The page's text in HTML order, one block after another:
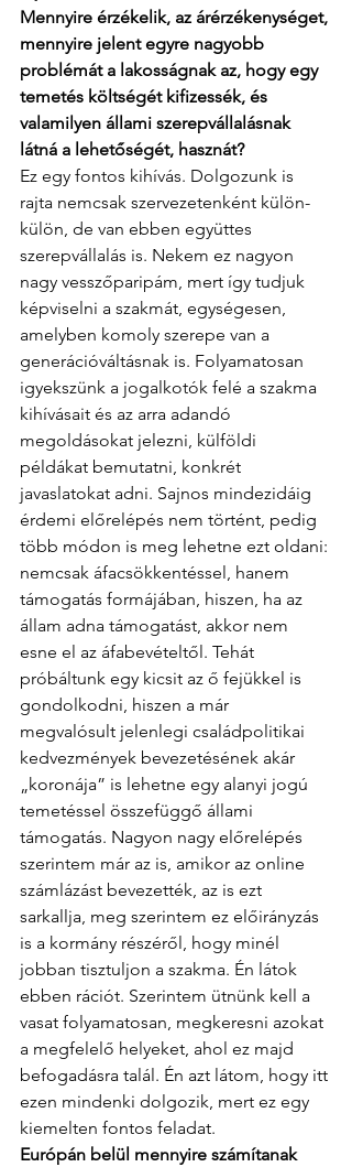
Mennyire érzékelik, az árérzékenységet,
mennyire jelent egyre nagyobb
problémát a lakosságnak az, hogy egy
temetés költségét kifizessék, és
valamilyen állami szerepvállalásnak
látná a lehetőségét, hasznát?
Ez egy fontos kihívás. Dolgozunk is
rajta nemcsak szervezetenként külön-
külön, de van ebben együttes
szerepvállalás is. Nekem ez nagyon
nagy vesszőparipám, mert így tudjuk
képviselni a szakmát, egységesen,
amelyben komoly szerepe van a
generációváltásnak is. Folyamatosan
igyekszünk a jogalkotók felé a szakma
kihívásait és az arra adandó
megoldásokat jelezni, külföldi
példákat bemutatni, konkrét
javaslatokat adni. Sajnos mindezidáig
érdemi előrelépés nem történt, pedig
több módon is meg lehetne ezt oldani:
nemcsak áfacsökkentéssel, hanem
támogatás formájában, hiszen, ha az
állam adna támogatást, akkor nem
esne el az áfabevételtől. Tehát
próbáltunk egy kicsit az ő fejükkel is
gondolkodni, hiszen a már
megvalósult jelenlegi családpolitikai
kedvezmények bevezetésének akár
„koronája” is lehetne egy alanyi jogú
temetéssel összefüggő állami
támogatás. Nagyon nagy előrelépés
szerintem már az is, amikor az online
számlázást bevezették, az is ezt
sarkallja, meg szerintem ez előirányzás
is a kormány részéről, hogy minél
jobban tisztuljon a szakma. Én látok
ebben rációt. Szerintem ütnünk kell a
vasat folyamatosan, megkeresni azokat
a megfelelő helyeket, ahol ez majd
befogadásra talál. Én azt látom, hogy itt
ezen mindenki dolgozik, mert ez egy
kiemelten fontos feladat.
Európán belül mennyire számítanak